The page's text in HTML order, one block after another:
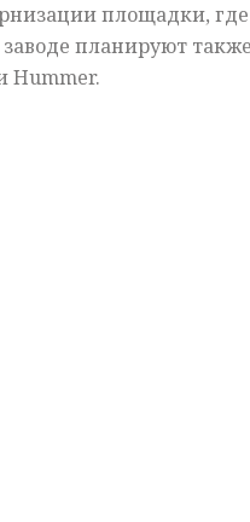
площадки, где
планируют
Hummer.